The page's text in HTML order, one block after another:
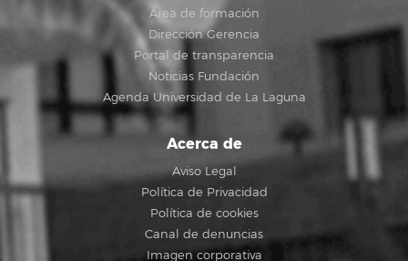
Área de formación
Dirección Gerencia
Portal de transparencia
Noticias Fundación
Agenda Universidad de La Laguna
Acerca de
Aviso Legal
Política de Privacidad
Política de cookies
Canal de denuncias
Imagen corporativa